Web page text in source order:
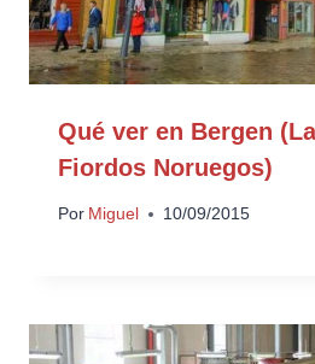
Qué ver en Bergen
Fiordos Noruegos)
Por Miguel 10/09/2015